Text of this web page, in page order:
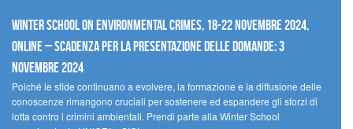
Winter School on Environmental Crimes, 18-22 novembre 2024,
Online – Scadenza per la presentazione delle domande: 3
novembre 2024
Poiché le sfide continuano a evolvere, la formazione e la diffusione delle
conoscenze rimangono cruciali per sostenere ed espandere gli sforzi di
lotta contro i crimini ambientali. Prendi parte alla Winter School